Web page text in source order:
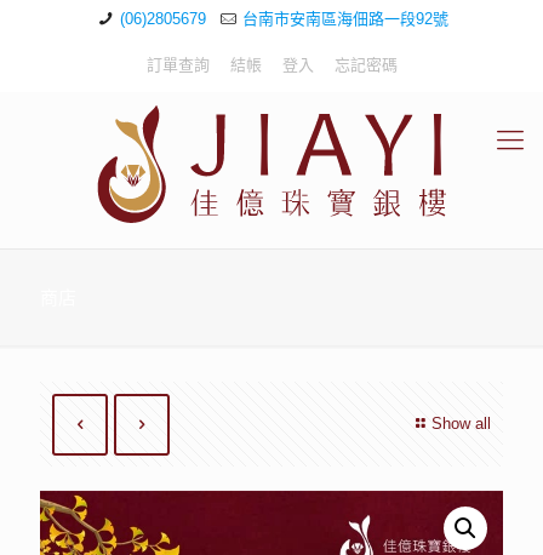
(06)2805679 台南市安南區海佃路一段92號
訂單查詢 結帳 登入 忘記密碼
Show all